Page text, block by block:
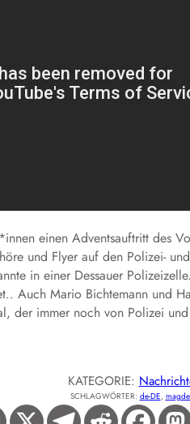
einen Adventsauftritt des
und Flyer auf den Polizei-
in einer Dessauer
Auch Mario Bichtemann und
der immer noch von Polizei
KATEGORIE:
SCHLAGWÖRTER: de-DE,